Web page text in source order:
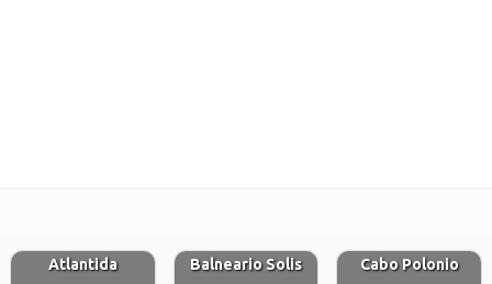
Atlantida Balneario Solis Cabo Polonio